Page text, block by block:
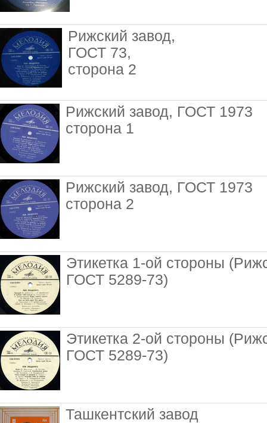
Рижский завод,
ГОСТ 73,
сторона 2
Рижский завод, ГОСТ 1973
сторона 1
Рижский завод, ГОСТ 1973
сторона 2
Этикетка 1-ой стороны
ГОСТ 5289-73)
Этикетка 2-ой стороны
ГОСТ 5289-73)
Ташкентский завод